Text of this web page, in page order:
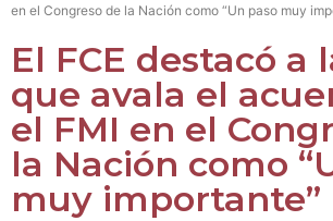
en el Congreso de la Nación como “Un paso muy
El FCE destacó a
que avala el
el FMI en el
la Nación como
muy importante”